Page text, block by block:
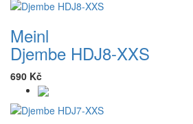
Meinl
Djembe HDJ8-XXS
690 Kč